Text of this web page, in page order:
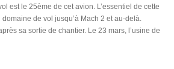
est le 25ème de cet avion. L’essentiel de cette
de vol jusqu’à Mach 2 et au-delà.
sa sortie de chantier. Le 23 mars, l’usine de